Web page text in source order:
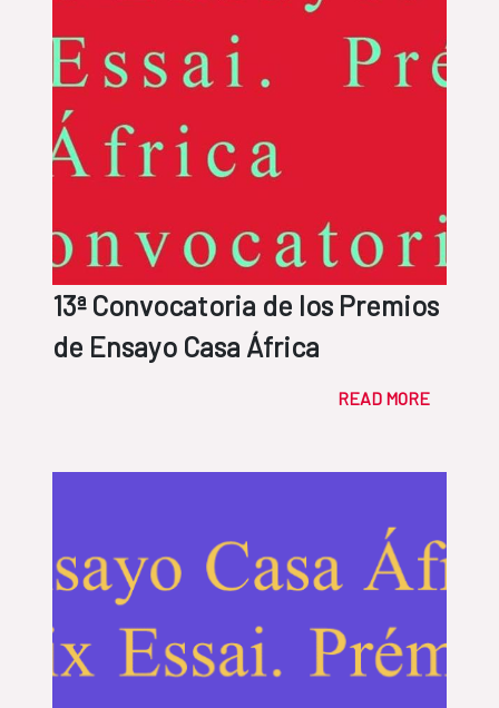
13ª Convocatoria de los Premios
de Ensayo Casa África
READ MORE